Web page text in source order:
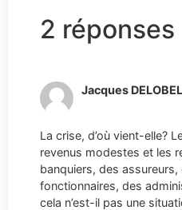
2 réponses
Jacques
La crise, d’où vient-elle?
revenus modestes et les
banquiers, des
fonctionnaires, des
cela n’est-il pas une